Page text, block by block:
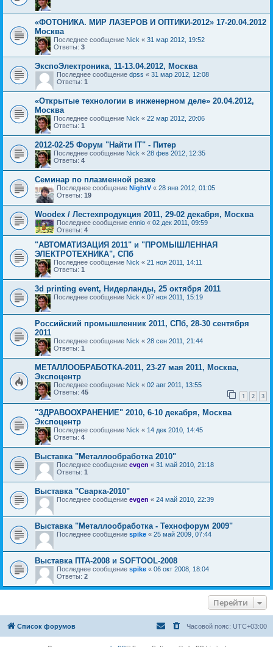
«ФОТОНИКА. МИР ЛАЗЕРОВ И ОПТИКИ-2012» 17-20.04.2012
Москва
Последнее сообщение Nick « 31 мар 2012, 19:52
Ответы: 3
ЭкспоЭлектроника, 11-13.04.2012, Москва
Последнее сообщение dpss « 31 мар 2012, 12:08
Ответы: 1
«Открытые технологии в инженерном деле» 20.04.2012,
Москва
Последнее сообщение Nick « 22 мар 2012, 20:06
Ответы: 1
2012-02-25 Форум "Найти IT" - Питер
Последнее сообщение Nick « 28 фев 2012, 12:35
Ответы: 4
Семинар по плазменной резке
Последнее сообщение NightV« 28 янв 2012, 01:05
Ответы: 19
Woodex / Лестехпродукция 2011, 29-02 декабря, Москва
Последнее сообщение ennio « 02 дек 2011, 09:59
Ответы: 4
"АВТОМАТИЗАЦИЯ 2011" и "ПРОМЫШЛЕННАЯ
ЭЛЕКТРОТЕХНИКА", СПб
Последнее сообщение Nick « 21 ноя 2011, 14:11
Ответы: 1
3d printing event, Нидерланды, 25 октября 2011
Последнее сообщение Nick « 07 ноя 2011, 15:19
Российский промышленник 2011, СПб, 28-30 сентября
2011
Последнее сообщение Nick « 28 сен 2011, 21:44
Ответы: 1
МЕТАЛЛООБРАБОТКА-2011, 23-27 мая 2011, Москва,
Экспоцентр
Последнее сообщение Nick « 02 авг 2011, 13:55
Ответы: 45 1 2 3
"ЗДРАВООХРАНЕНИЕ" 2010, 6-10 декабря, Москва
Экспоцентр
Последнее сообщение Nick « 14 дек 2010, 14:45
Ответы: 4
Выставка "Металлообработка 2010"
Последнее сообщение evgen « 31 май 2010, 21:18
Ответы: 1
Выставка "Сварка-2010"
Последнее сообщение evgen « 24 май 2010, 22:39
Выставка "Металлообработка - Технофорум 2009"
Последнее сообщение spike « 25 май 2009, 07:44
Выставка ПТА-2008 и SOFTOOL-2008
Последнее сообщение spike « 06 окт 2008, 18:04
Ответы: 2
Перейти
Список форумов Часовой пояс: UTC+03:00